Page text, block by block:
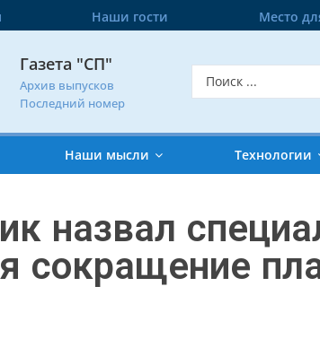
Наши гости Место
Газета "СП"
Архив выпусков
Последний номер
Наши мысли Технологии
назвал
сокращение